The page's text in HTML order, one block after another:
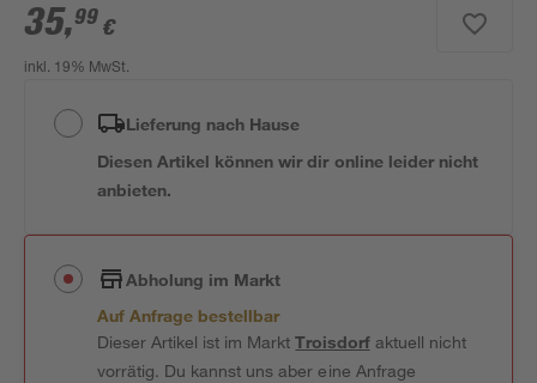
35,99 €
inkl. 19% MwSt.
Lieferung nach Hause
Diesen Artikel können wir dir online leider nicht
anbieten.
Abholung im Markt
Auf Anfrage bestellbar
Dieser Artikel ist im MarktTroisdorfaktuell nicht
vorrätig. Du kannst uns aber eine Anfrage